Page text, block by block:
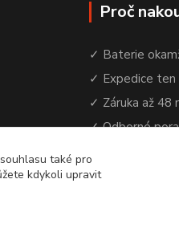
Proč
✓ Baterie
✓ Expedice ten
✓ Záruka až 48
✓ Odborné
✓ YouTube
také pro
kdykoli upravit